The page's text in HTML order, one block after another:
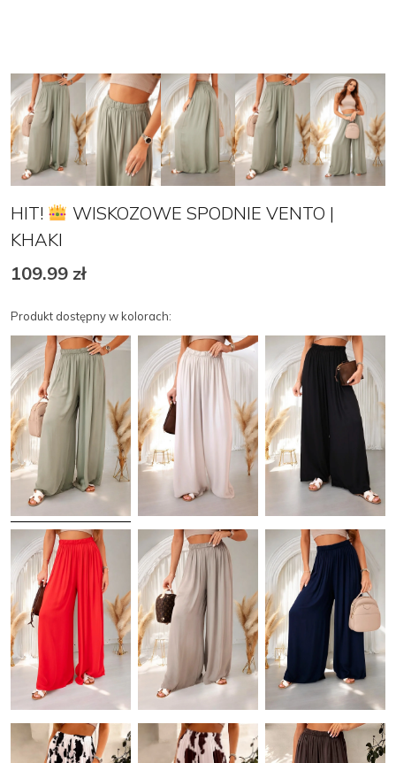
HIT!
WISKOZOWE SPODNIE VENTO |
KHAKI
109.99 zł
Produkt dostępny w kolorach: